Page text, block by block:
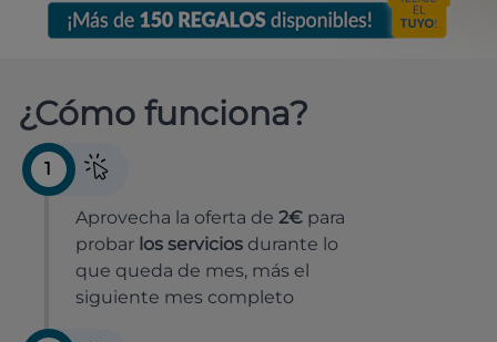
¿Cómo funciona?
1
Aprovecha la oferta de 2€ para
probar los servicios durante lo
que queda de mes, más el
siguiente mes completo